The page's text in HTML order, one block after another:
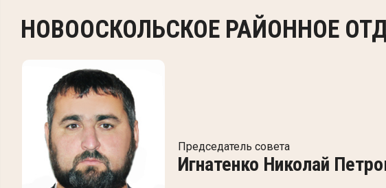
НОВООСКОЛЬСКОЕ РАЙОННОЕ
Председатель совета
Игнатенко Николай